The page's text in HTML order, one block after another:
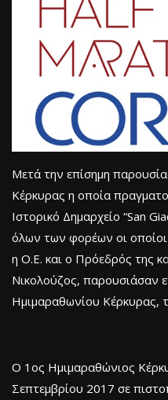
Μετά την επίσημη
Κέρκυρας η οποία
Ιστορικό Δημαρχείο “San
όλων των φορέων οι
η Ο.Ε. και ο Πρόεδρός της
Νικολούζος, παρουσιάσαν
Ημιμαραθωνίου Κέρκυρας,
Ο 1ος Ημιμαραθώνιος
Σεπτεμβρίου 2017 σε